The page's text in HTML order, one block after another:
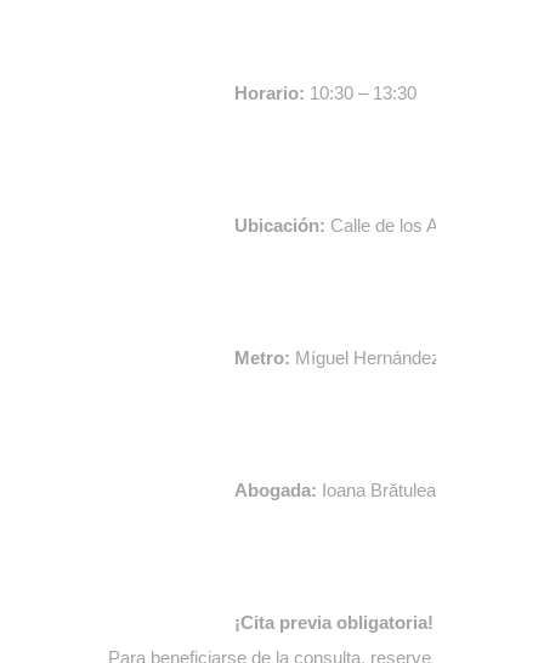
Horario: 10:30 – 13:30
Ubicación: Calle de los Andaluces,
Metro: Míguel Hernández
Abogada: Ioana Brătuleanu (BRILAW
¡Cita previa obligatoria!
Para beneficiarse de la consulta, reserve su cita con